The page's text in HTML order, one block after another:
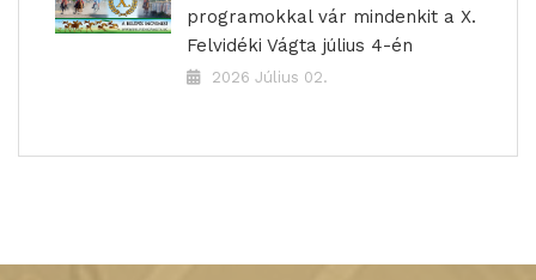
programokkal vár mindenkit a X.
Felvidéki Vágta július 4-én
2026 Július 02.